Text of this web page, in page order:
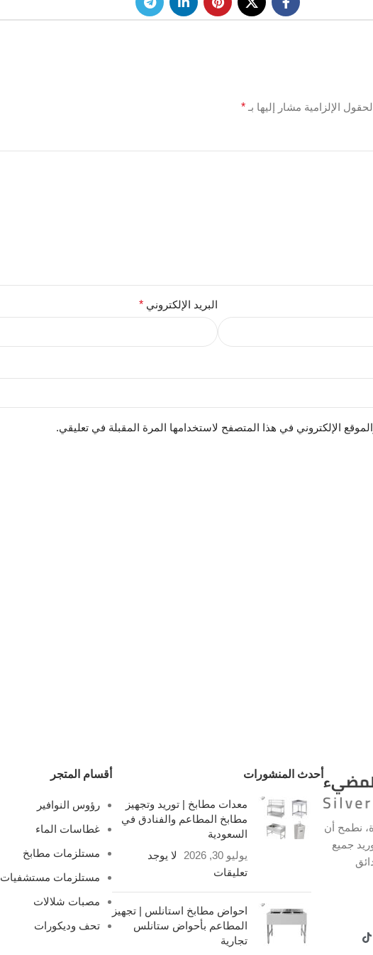
الإلزامية مشار إليها بـ *
البريد الإلكتروني *
الإلكتروني في هذا المتصفح لاستخدامها المرة المقبلة في تعليقي.
نطمح أن
جميع
أحدث المنشورات
معدات مطابخ | توريد وتجهيز
مطابخ المطاعم والفنادق في
السعودية
يوليو 30, 2026
لا يوجد
تعليقات
احواض مطابخ استانلس | تجهيز
المطاعم بأحواض ستانلس
تجارية
أقسام المتجر
رؤوس النوافير
غطاسات الماء
مستلزمات مطابخ
مستلزمات مستشفيات
مصبات شلالات
تحف وديكورات